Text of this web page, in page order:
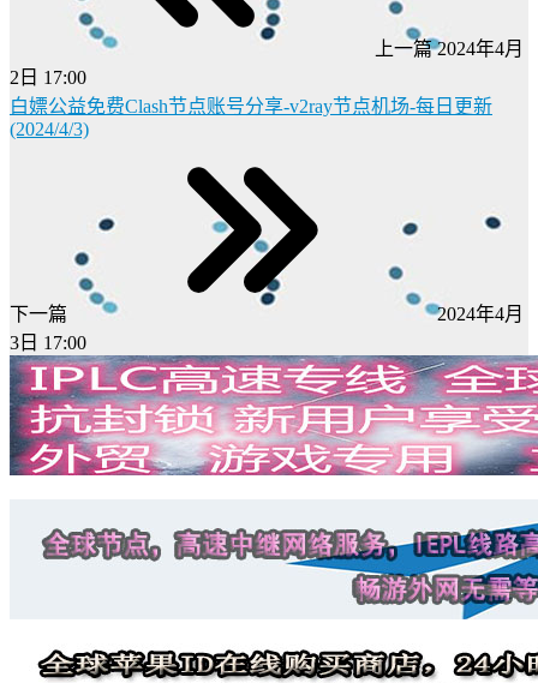
上一篇 2024年4月
2日 17:00
白嫖公益免费Clash节点账号分享-v2ray节点机场-每日更新
(2024/4/3)
下一篇
2024年4月
3日 17:00